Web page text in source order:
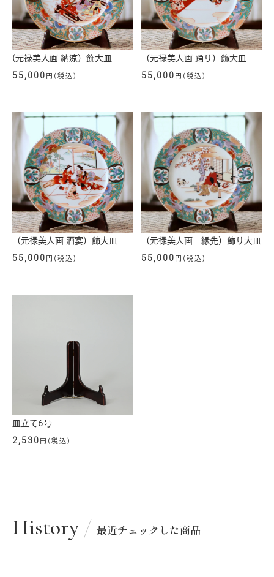
(元禄美人画 納涼）飾大皿
55,000 円(税込)
（元禄美人画 踊り）飾大皿
55,000 円(税込)
（元禄美人画 酒宴）飾大皿
55,000 円(税込)
（元禄美人画 縁先）飾り大皿
55,000 円(税込)
皿立て6号
2,530 円(税込)
History 最近チェックした商品